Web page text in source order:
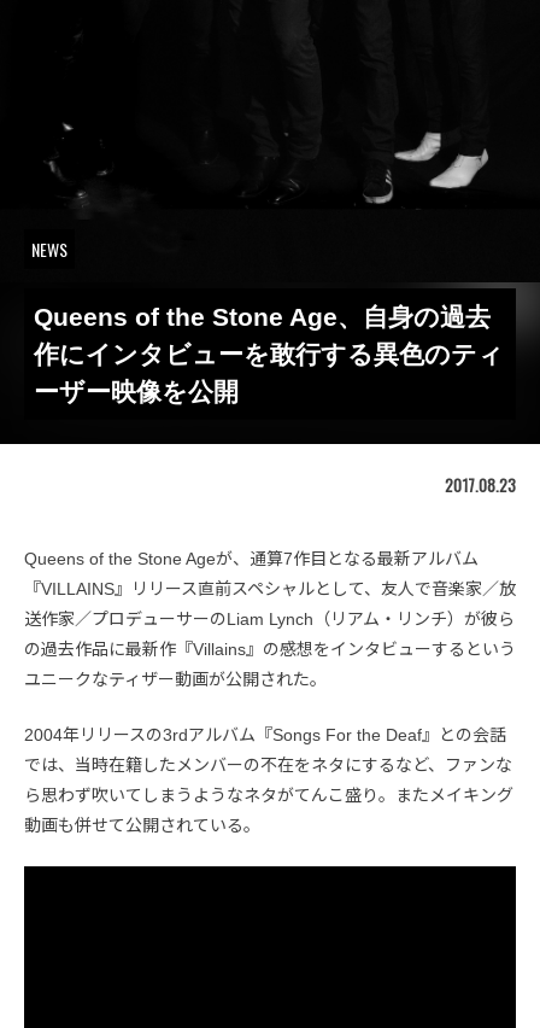
NEWS
Queens of the Stone Age、自身の過去
作にインタビューを敢行する異色のティ
ーザー映像を公開
2017.08.23
Queens of the Stone Ageが、通算7作目となる最新アルバム
『VILLAINS』リリース直前スペシャルとして、友人で音楽家／放
送作家／プロデューサーのLiam Lynch（リアム・リンチ）が彼ら
の過去作品に最新作『Villains』の感想をインタビューするという
ユニークなティザー動画が公開された。
2004年リリースの3rdアルバム『Songs For the Deaf』との会話
では、当時在籍したメンバーの不在をネタにするなど、ファンな
ら思わず吹いてしまうようなネタがてんこ盛り。またメイキング
動画も併せて公開されている。